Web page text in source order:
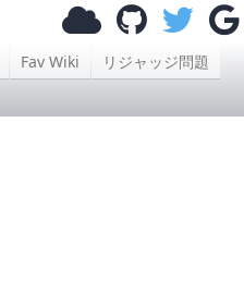
Fav Wiki
リジャッジ問題